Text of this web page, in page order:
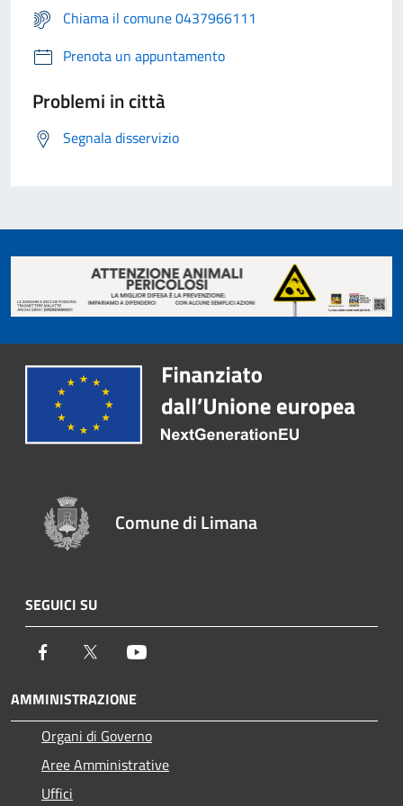
Chiama il comune 0437966111
Prenota un appuntamento
Problemi in città
Segnala disservizio
Comune di Limana
SEGUICI SU
Facebook Twitter
AMMINISTRAZIONE
Organi di Governo
Aree Amministrative
Uffici